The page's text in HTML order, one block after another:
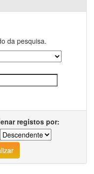
da pesquisa.
registos por: